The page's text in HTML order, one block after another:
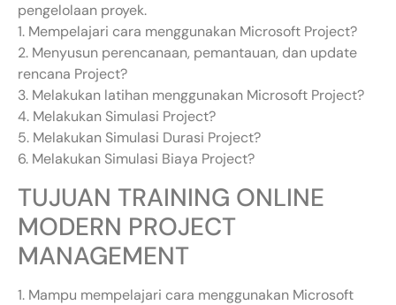
pengelolaan proyek.
1. Mempelajari cara menggunakan Microsoft Project?
2. Menyusun perencanaan, pemantauan, dan update
rencana Project?
3. Melakukan latihan menggunakan Microsoft Project?
4. Melakukan Simulasi Project?
5. Melakukan Simulasi Durasi Project?
6. Melakukan Simulasi Biaya Project?
TUJUAN TRAINING ONLINE
MODERN PROJECT
MANAGEMENT
1. Mampu mempelajari cara menggunakan Microsoft